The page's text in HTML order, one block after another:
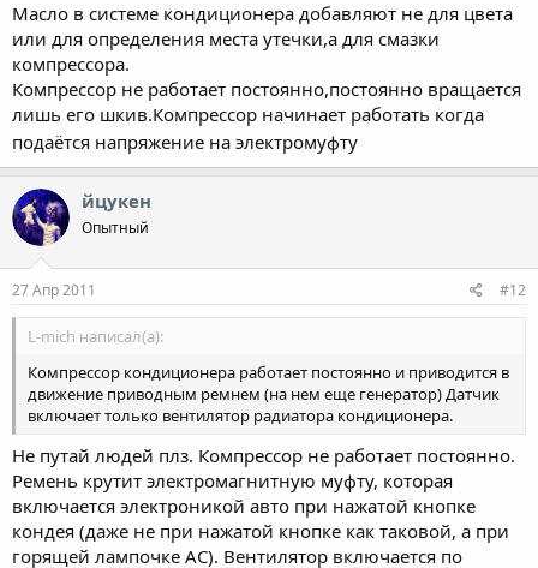
Масло в системе кондиционера добавляют не для цвета
или для определения места утечки,а для смазки
компрессора.
Компрессор не работает постоянно,постоянно вращается
лишь его шкив.Компрессор начинает работать когда
подаётся напряжение на электромуфту
йцукен
Опытный
27 Апр 2011 #12
L-mich написал(а):
Компрессор кондиционера работает постоянно и приводится в
движение приводным ремнем (на нем еще генератор) Датчик
включает только вентилятор радиатора кондиционера.
Не путай людей плз. Компрессор не работает постоянно.
Ремень крутит электромагнитную муфту, которая
включается электроникой авто при нажатой кнопке
кондея (даже не при нажатой кнопке как таковой, а при
горящей лампочке АС). Вентилятор включается по